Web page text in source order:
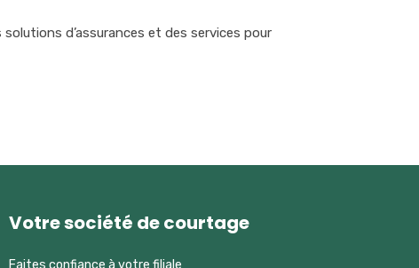
d’assurances et des services pour
Votre société de courtage
Faites confiance à votre filiale